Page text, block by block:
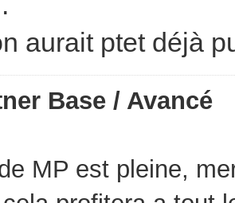
aurait ptet déjà
Base / Avancé
MP est pleine,